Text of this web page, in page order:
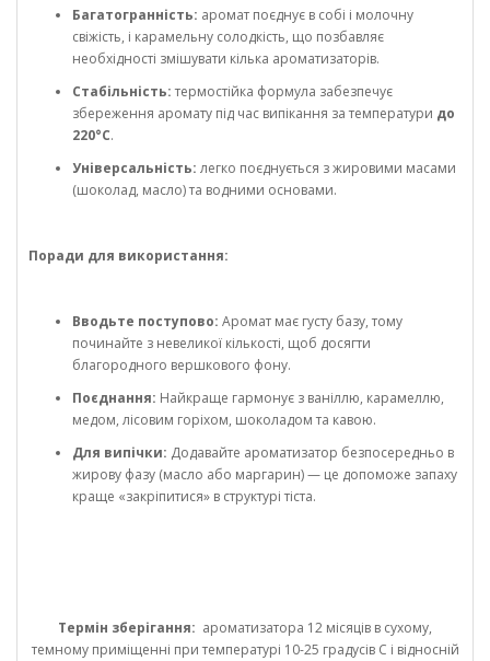
Багатогранність: аромат поєднує в собі і молочну
свіжість, і карамельну солодкість, що позбавляє
необхідності змішувати кілька ароматизаторів.
Стабільність:термостійка формула забезпечує
збереження аромату під час випікання за температури до
220°C.
Універсальність: легко поєднується з жировими масами
(шоколад, масло) та водними основами.
Поради для використання:
Вводьте поступово: Аромат має густу базу, тому
починайте з невеликої кількості, щоб досягти
благородного вершкового фону.
Поєднання: Найкраще гармонує з ваніллю, карамеллю,
медом, лісовим горіхом, шоколадом та кавою.
Для випічки: Додавайте ароматизатор безпосередньо в
жирову фазу (масло або маргарин) — це допоможе запаху
краще «закріпитися» в структурі тіста.
Термін зберігання: ароматизатора 12 місяців в сухому,
темному приміщенні при температурі 10-25 градусів С і відносній